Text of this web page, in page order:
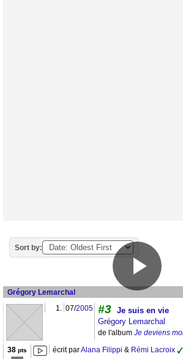
Sort by:
Grégory Lemarchal
1. 07/2005 #3 Je suis en vie
Grégory Lemarchal
de l'album Je deviens
38 pts écrit parAlana Filippi & Rémi Lacroix